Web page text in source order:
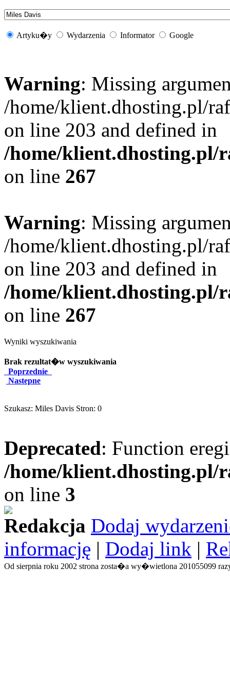
Artyku�y Wydarzenia Informator Google
Warning: Missing
/home/klient.dhosting.pl/
on line 203 and defined in
/home/klient.dhosting.pl/
on line 267
Warning: Missing
/home/klient.dhosting.pl/
on line 203 and defined in
/home/klient.dhosting.pl/
on line 267
Wyniki wyszukiwania
Brak rezultat�w wyszukiwania
Poprzednie
Nastepne
Szukasz: Miles Davis Stron: 0
Deprecated: Function
/home/
on line 3
Redakcja Dodaj
informację | Dodaj link |
Od sierpnia roku 2002 strona zosta�a wy�wietlona 201055099